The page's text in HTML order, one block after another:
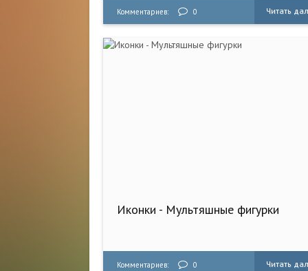
Комментариев: 0 Читать
Иконки - Мультяшные фигурки
Комментариев: 0 Читать